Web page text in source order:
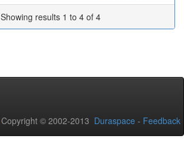
Showing results 1 to 4 of 4
Copyright © 2002-2013 Duraspace - Feedback